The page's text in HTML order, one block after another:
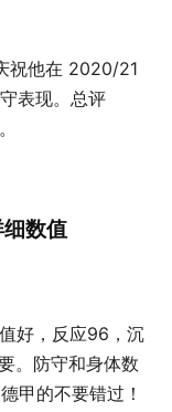
祝他在 2020/21
表现。总评
细数值
好，反应96，沉
。防守和身体数
甲的不要错过！